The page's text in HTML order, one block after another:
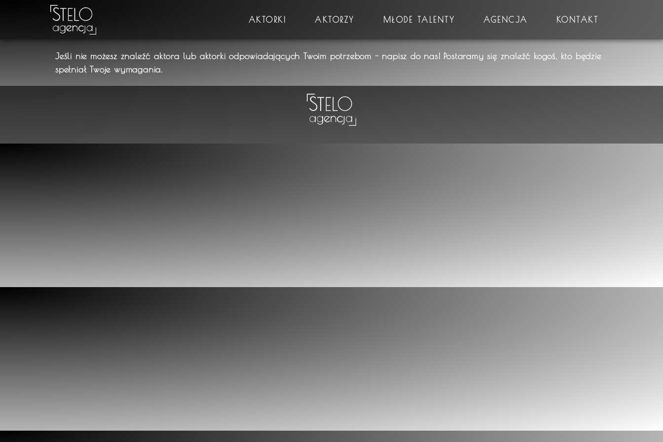
AKTORKI AKTORZY MŁODE TALENTY AGENCJA KONTAKT
Jeśli nie możesz znaleźć aktora lub aktorki odpowiadających Twoim potrzebom - napisz do nas! Postaramy się znaleźć kogoś, kto będzie
spełniał Twoje wymagania.